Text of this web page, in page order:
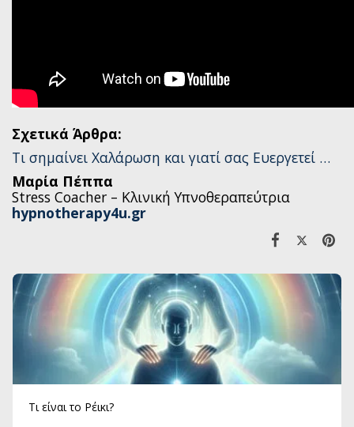
Σχετικά Άρθρα:
Τι σημαίνει Χαλάρωση και γιατί σας Ευεργετεί …
Μαρία Πέππα
Stress Coacher – Κλινική Υπνοθεραπεύτρια
hypnotherapy4u.gr
Τι είναι το Ρέικι?